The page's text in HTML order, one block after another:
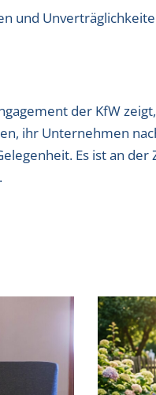
und
der KfW
ihr Unternehmen
Es ist an